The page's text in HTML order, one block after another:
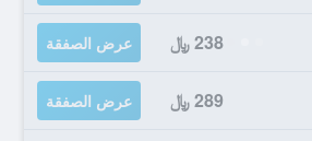
238 ﷼ عرض الصفقة
289 ﷼ عرض الصفقة